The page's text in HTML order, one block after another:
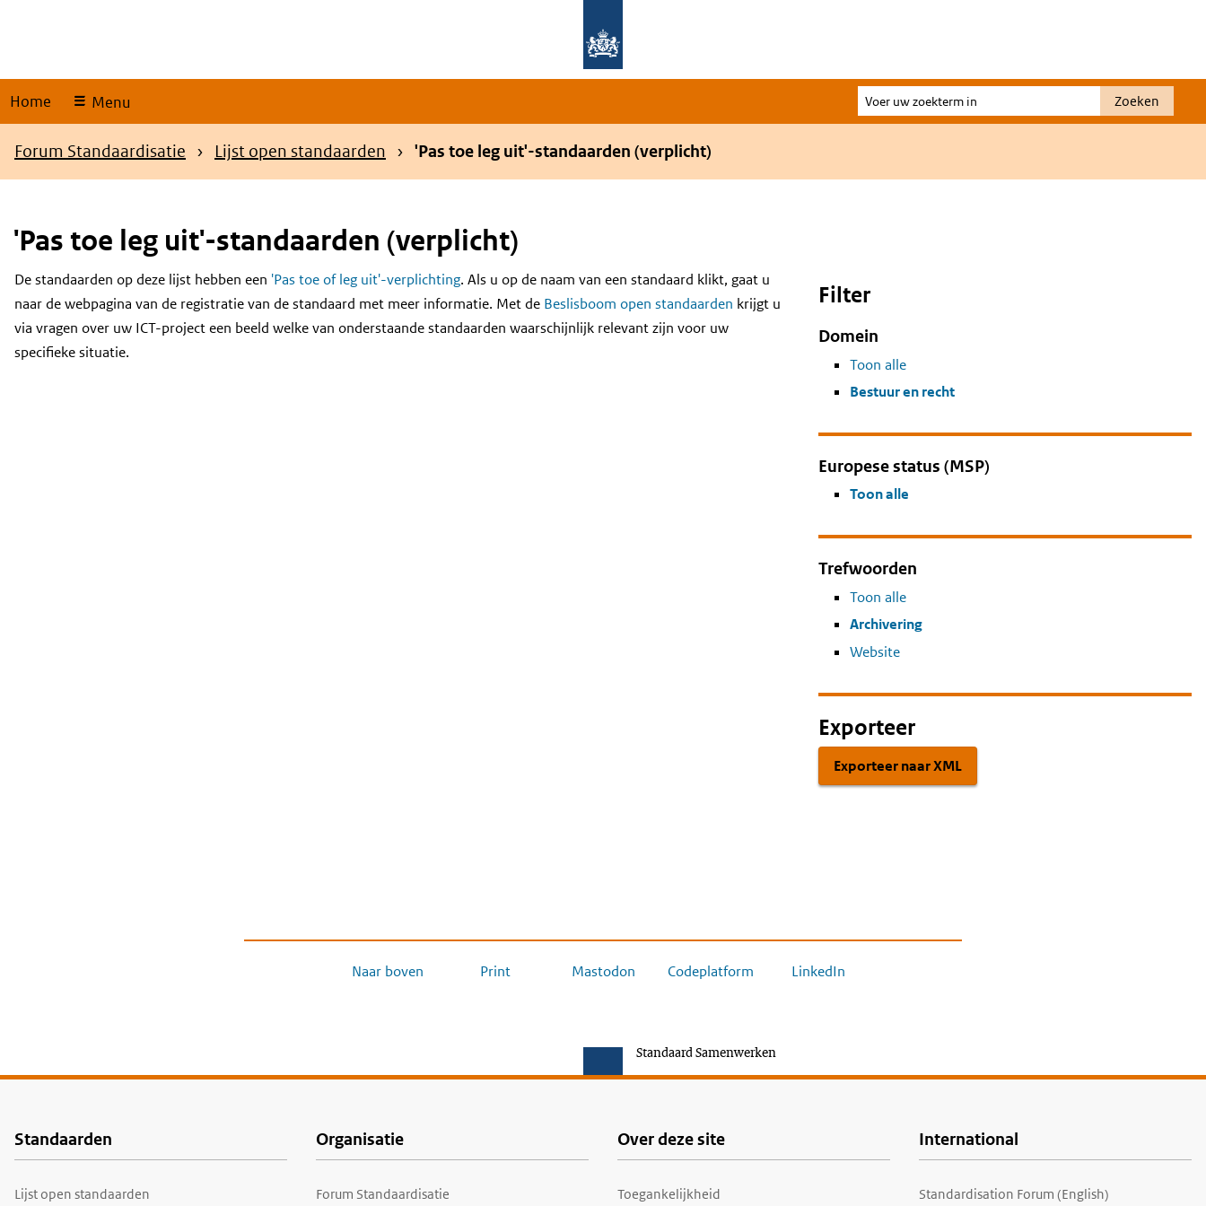
Home Menu
Voer
uw
Zoeken
Kruimelpad
Forum Standaardisatie Lijst open standaarden 'Pas toe leg uit'-standaarden (verplicht)
'Pas toe leg uit'-standaarden (verplicht)
Content
De standaarden op deze lijst hebben een 'Pas toe of leg uit'-verplichting. Als u op de naam van een standaard klikt, gaat u
naar de webpagina van de registratie van de standaard met meer informatie. Met de Beslisboom open standaarden krijgt u
via vragen over uw ICT-project een beeld welke van onderstaande standaarden waarschijnlijk relevant zijn voor uw
specifieke situatie.
Filter
Domein
Toon alle
Bestuur en recht
Europese status (MSP)
Toon alle
Trefwoorden
Toon alle
Archivering
Website
Exporteer
Exporteer naar XML
Naar boven Print Mastodon Codeplatform LinkedIn
Standaard Samenwerken
Voet
Standaarden
Lijst open standaarden
Organisatie
Forum Standaardisatie
Over deze site
Toegankelijkheid
International
Standardisation Forum (English)